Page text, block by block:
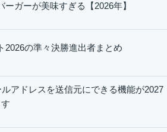
ーガーが美味すぎる【2026年】
2026の準々決勝進出者まとめ
アドレスを送信元にできる機能が2027